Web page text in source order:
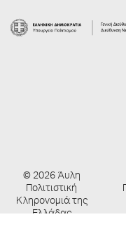
© 2026 Άυλη
Πολιτιστική
Κληρονομιά της
Ελλάδας